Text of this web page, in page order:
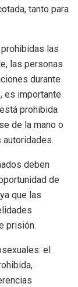
tanto para
las
las personas
durante
es importante
prohibida
de la mano o
autoridades.
deben
de
que las
prisión.
el